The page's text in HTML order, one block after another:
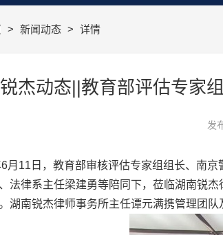
> 新闻动态 > 详情
锐杰动态||教育部评估专家
发
月11日，教育部审核评估专家组组长、南
法律系主任梁建勇等陪同下，莅临湖南锐
湖南锐杰律师事务所主任谭元满携管理团